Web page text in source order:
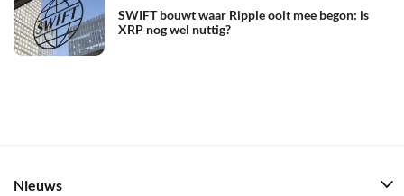
SWIFT bouwt waar Ripple ooit mee begon: is
XRP nog wel nuttig?
Nieuws